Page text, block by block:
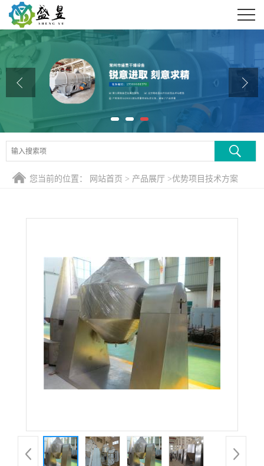
公司首页
公司介绍
公司动态
产品展厅
证书荣誉
联系方式
您当前的位置： 网站首页 > 产品展厅 >优势项目技术方案